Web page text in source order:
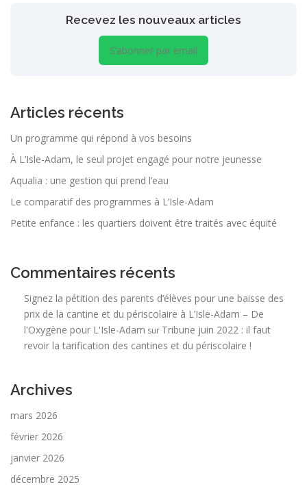
Recevez les nouveaux articles
S’abonner par email
Articles récents
Un programme qui répond à vos besoins
À L’Isle-Adam, le seul projet engagé pour notre jeunesse
Aqualia : une gestion qui prend l’eau
Le comparatif des programmes à L’Isle-Adam
Petite enfance : les quartiers doivent être traités avec équité
Commentaires récents
Signez la pétition des parents d’élèves pour une baisse des
prix de la cantine et du périscolaire à L’Isle-Adam – De
l'Oxygène pour L'Isle-Adam sur Tribune juin 2022 : il faut
revoir la tarification des cantines et du périscolaire !
Archives
mars 2026
février 2026
janvier 2026
décembre 2025